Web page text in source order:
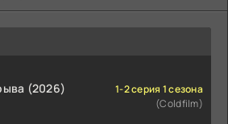
(2026)
1-2 серия 1 сезона
(Coldfilm)